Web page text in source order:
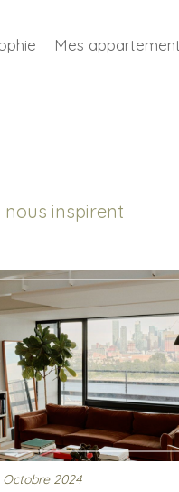
Mes
nous inspirent
Octobre 2024